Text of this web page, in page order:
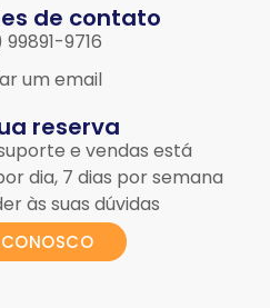
de contato
9716
um email
reserva
e vendas está
dia, 7 dias por semana
às suas dúvidas
CONOSCO